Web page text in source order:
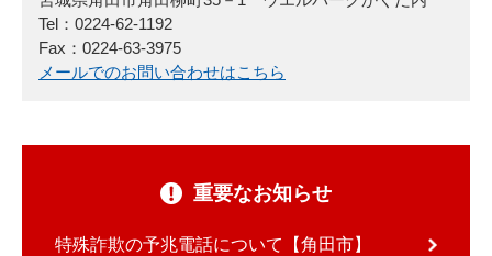
Tel：0224-62-1192
Fax：0224-63-3975
メールでのお問い合わせはこちら
重要なお知らせ
特殊詐欺の予兆電話について【角田市】